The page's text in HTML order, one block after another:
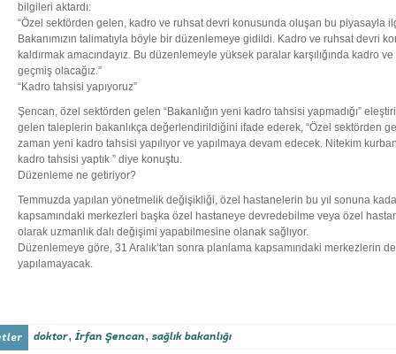
bilgileri aktardı:
“Özel sektörden gelen, kadro ve ruhsat devri konusunda oluşan bu piyasayla
Bakanımızın talimatıyla böyle bir düzenlemeye gidildi. Kadro ve ruhsat devri
kaldırmak amacındayız. Bu düzenlemeyle yüksek paralar karşılığında kadro
geçmiş olacağız.”
“Kadro tahsisi yapıyoruz”
Şencan, özel sektörden gelen “Bakanlığın yeni kadro tahsisi yapmadığı”
gelen taleplerin bakanlıkça değerlendirildiğini ifade ederek, “Özel sektörden
zaman yeni kadro tahsisi yapılıyor ve yapılmaya devam edecek. Nitekim
kadro tahsisi yaptık ” diye konuştu.
Düzenleme ne getiriyor?
Temmuzda yapılan yönetmelik değişikliği, özel hastanelerin bu yıl sonuna
kapsamındaki merkezleri başka özel hastaneye devredebilme veya özel
olarak uzmanlık dalı değişimi yapabilmesine olanak sağlıyor.
Düzenlemeye göre, 31 Aralık’tan sonra planlama kapsamındaki merkezlerin
yapılamayacak.
doktor, İrfan Şencan, sağlık bakanlığı